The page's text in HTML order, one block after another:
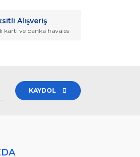
Alışveriş
kartı ve banka havalesi
KAYDOL